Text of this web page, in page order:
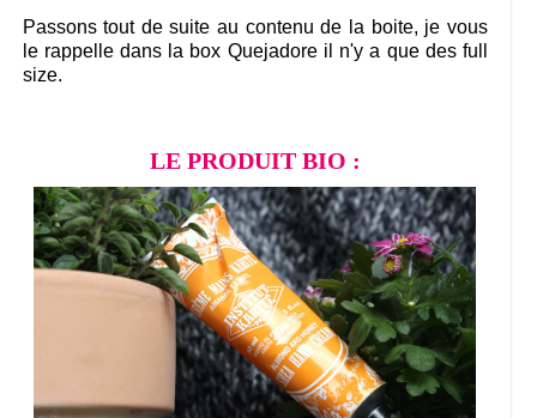
Passons tout de suite au contenu de la boite, je vous
le rappelle dans la box Quejadore il n'y a que des full
size.
LE PRODUIT BIO :